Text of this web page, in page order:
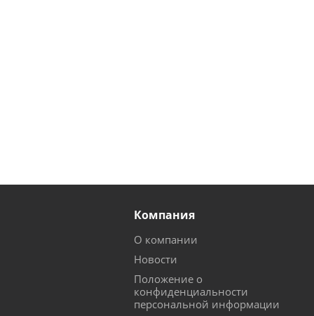
Компания
О компании
Новости
Положение о
конфиденциальности
персональной информации